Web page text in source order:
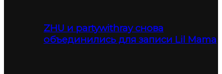
ZHU и partywithray снова
объединились для записи Lil Mama